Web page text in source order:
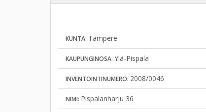
KUNTA: Tampere
KAUPUNGINOSA: Ylä-Pispala
INVENTOINTINUMERO: 2008/0046
NIMI: Pispalanharju 36